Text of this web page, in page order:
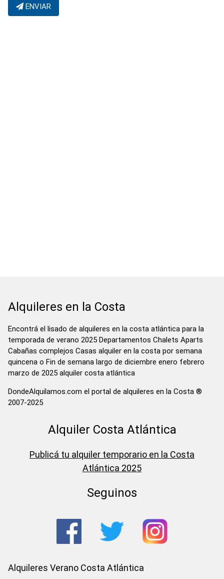
ENVIAR
Alquileres en la Costa
Encontrá el lisado de alquileres en la costa atlántica para la
temporada de verano 2025 Departamentos Chalets Aparts
Cabañas complejos Casas alquiler en la costa por semana
quincena o Fin de semana largo de diciembre enero febrero
marzo de 2025 alquiler costa atlántica
DondeAlquilamos.com el portal de alquileres en la Costa ®
2007-2025
Alquiler Costa Atlántica
Publicá tu alquiler temporario en la Costa
Atlántica 2025
Seguinos
Alquileres Verano Costa Atlántica